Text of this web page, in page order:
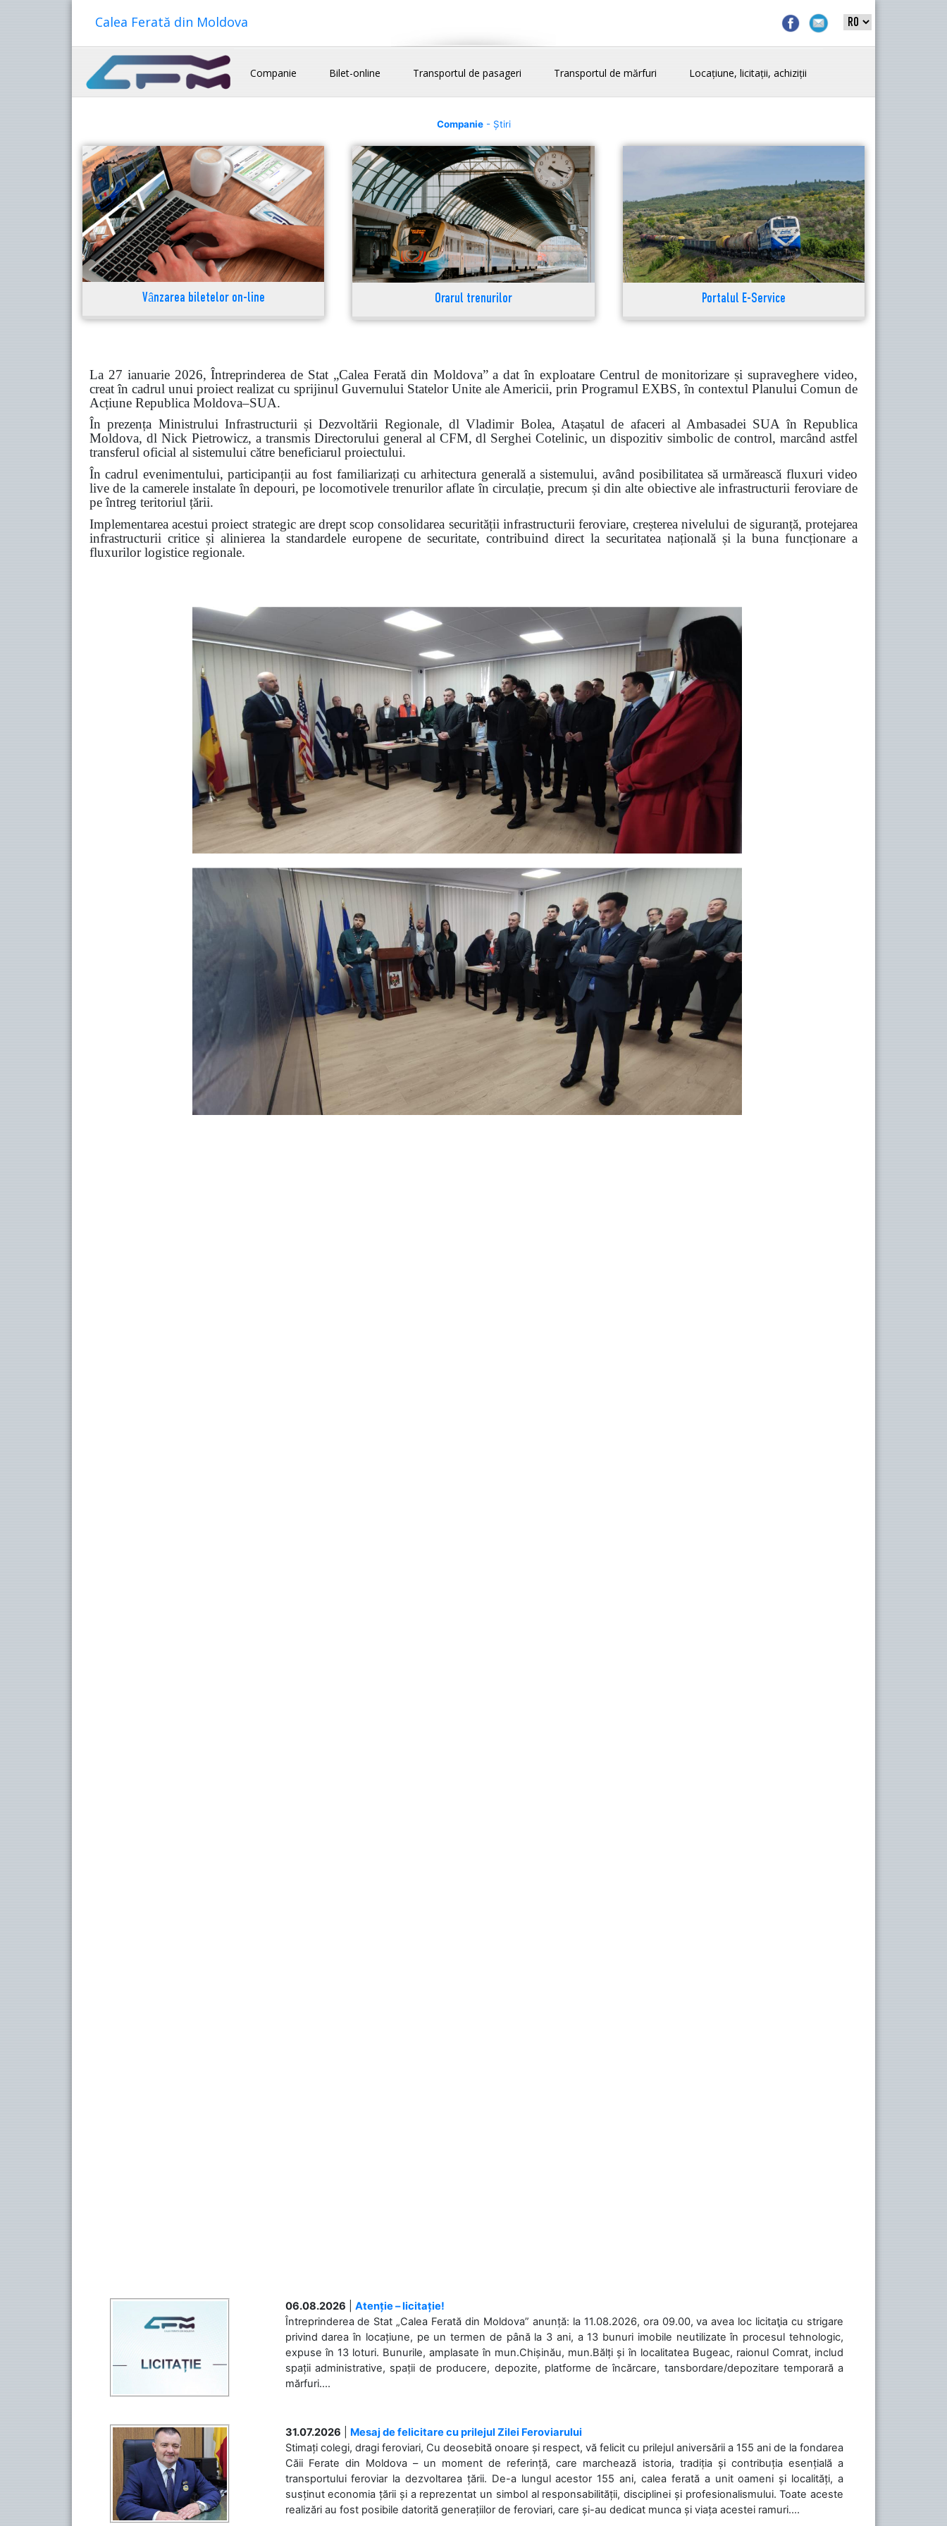
Calea Ferată din Moldova
Companie Bilet-online Transportul de pasageri Transportul de mărfuri Locațiune, licitații, achiziții
Companie- Știri
Vânzarea biletelor on-line Orarul trenurilor Portalul E-Service
La 27 ianuarie 2026, Întreprinderea de Stat „Calea Ferată din Moldova” a dat în exploatare Centrul de monitorizare și supraveghere video,
creat în cadrul unui proiect realizat cu sprijinul Guvernului Statelor Unite ale Americii, prin Programul EXBS, în contextul Planului Comun de
Acțiune Republica Moldova–SUA.
În prezența Ministrului Infrastructurii și Dezvoltării Regionale, dl Vladimir Bolea, Atașatul de afaceri al Ambasadei SUA în Republica
Moldova, dl Nick Pietrowicz, a transmis Directorului general al CFM, dl Serghei Cotelinic, un dispozitiv simbolic de control, marcând astfel
transferul oficial al sistemului către beneficiarul proiectului.
În cadrul evenimentului, participanții au fost familiarizați cu arhitectura generală a sistemului, având posibilitatea să urmărească fluxuri video
live de la camerele instalate în depouri, pe locomotivele trenurilor aflate în circulație, precum și din alte obiective ale infrastructurii feroviare de
pe întreg teritoriul țării.
Implementarea acestui proiect strategic are drept scop consolidarea securității infrastructurii feroviare, creșterea nivelului de siguranță, protejarea
infrastructurii critice și alinierea la standardele europene de securitate, contribuind direct la securitatea națională și la buna funcționare a
fluxurilor logistice regionale.
06.08.2026
Atenție – licitație!
Întreprinderea de Stat „Calea Ferată din Moldova” anunță: la 11.08.2026, ora 09.00, va avea loc licitaţia cu strigare
privind darea în locațiune, pe un termen de până la 3 ani, a 13 bunuri imobile neutilizate în procesul tehnologic,
expuse în 13 loturi. Bunurile, amplasate în mun.Chișinău, mun.Bălți și în localitatea Bugeac, raionul Comrat, includ
spații administrative, spații de producere, depozite, platforme de încărcare, tansbordare/depozitare temporară a
mărfuri....
31.07.2026
Mesaj de felicitare cu prilejul Zilei Feroviarului
Stimați colegi, dragi feroviari, Cu deosebită onoare și respect, vă felicit cu prilejul aniversării a 155 ani de la fondarea
Căii Ferate din Moldova – un moment de referință, care marchează istoria, tradiția și contribuția esențială a
transportului feroviar la dezvoltarea țării. De-a lungul acestor 155 ani, calea ferată a unit oameni și localități, a
susținut economia țării și a reprezentat un simbol al responsabilității, disciplinei și profesionalismului. Toate aceste
realizări au fost posibile datorită generațiilor de feroviari, care și-au dedicat munca și viața acestei ramuri....